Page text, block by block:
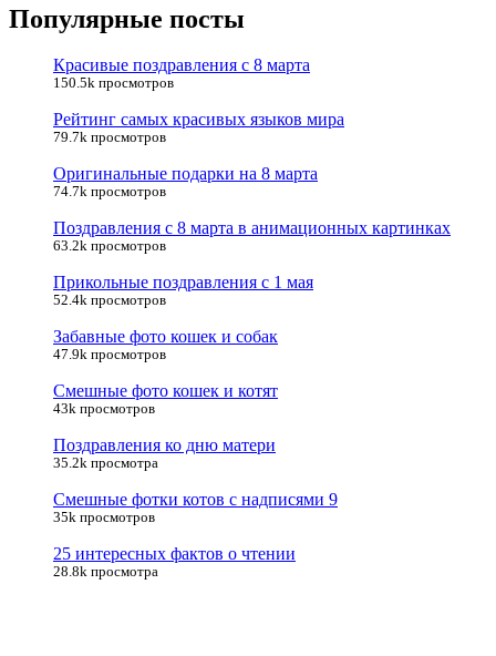
Популярные посты
Красивые поздравления с 8 марта
150.5k просмотров
Рейтинг самых красивых языков мира
79.7k просмотров
Оригинальные подарки на 8 марта
74.7k просмотров
Поздравления с 8 марта в анимационных картинках
63.2k просмотров
Прикольные поздравления с 1 мая
52.4k просмотров
Забавные фото кошек и собак
47.9k просмотров
Смешные фото кошек и котят
43k просмотров
Поздравления ко дню матери
35.2k просмотра
Смешные фотки котов с надписями 9
35k просмотров
25 интересных фактов о чтении
28.8k просмотра